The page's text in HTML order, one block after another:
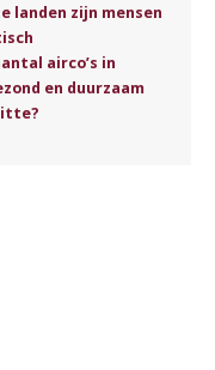
landen zijn mensen
airco’s in
en duurzaam